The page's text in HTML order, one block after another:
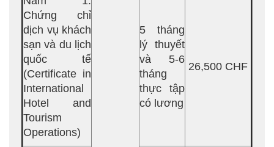
Chứng chỉ
dịch vụ khách
sạn và du lịch
quốc tế
(Certificate in
International
Hotel and
Tourism
Operations)
5 tháng
lý thuyết
và 5-6
tháng
thực tập
có lương
26,500 CHF